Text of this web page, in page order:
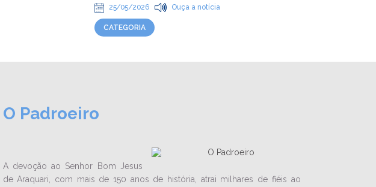
25/05/2026 Ouça a notícia
CATEGORIA
O Padroeiro
A devoção ao Senhor Bom Jesus
de Araquari, com mais de 150 anos de história, atrai milhares de fiéis ao